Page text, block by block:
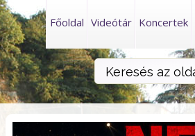
Főoldal Videótár Koncertek